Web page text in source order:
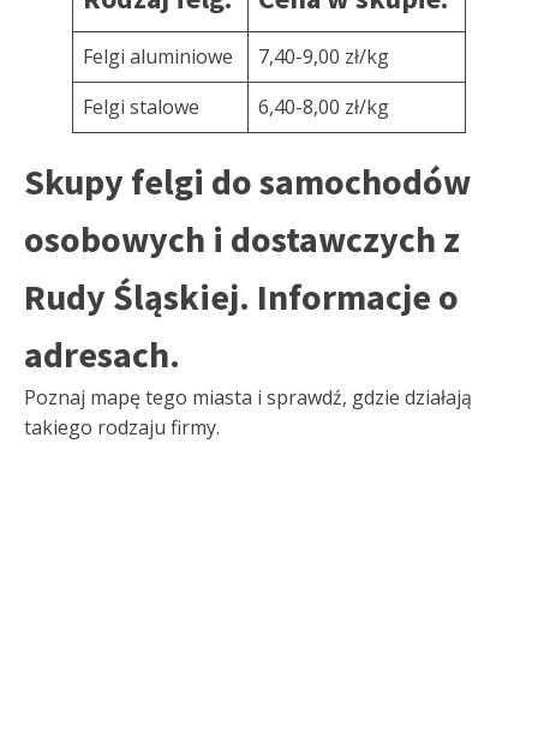
Felgi aluminiowe
7,40-9,00 zł/kg
Felgi stalowe
6,40-8,00 zł/kg
Skupy felgi do samochodów
osobowych i dostawczych z
Rudy Śląskiej. Informacje o
adresach.
Poznaj mapę tego miasta i sprawdź, gdzie działają
takiego rodzaju firmy.